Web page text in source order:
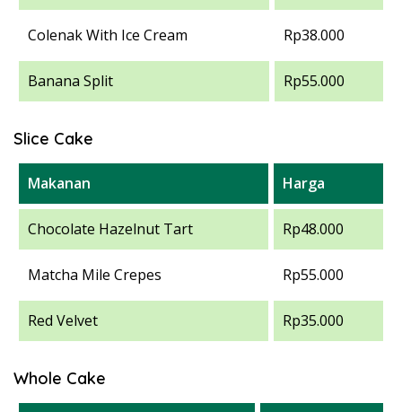
Colenak With Ice Cream Rp38.000
Banana Split Rp55.000
Slice Cake
Makanan Harga
Chocolate Hazelnut Tart Rp48.000
Matcha Mile Crepes Rp55.000
Red Velvet Rp35.000
Whole Cake